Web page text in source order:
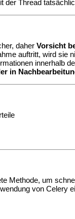
der Thread
daher Vorsicht
auftritt, wird sie
innerhalb
in
Methode, um
von Celery